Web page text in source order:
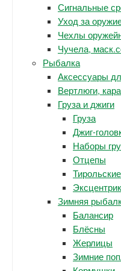
Сигнальные
Уход за
Чехлы
Чучела,
Рыбалка
Аксессуары
Вертлюги,
Груза и джиги
Груза
Джиг-
Наборы
Отцепы
Зимняя
Балансир
Блёсны
Жерлицы
Зимние